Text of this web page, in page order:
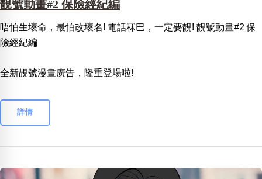
靚號動畫#2 保險經紀編
唔怕生壞命，最怕改壞名! 電話冧巴，一定要靚! 靚號動畫#2 保
險經紀編
全新靚號漫畫廣告，隆重登場啦!
詳情